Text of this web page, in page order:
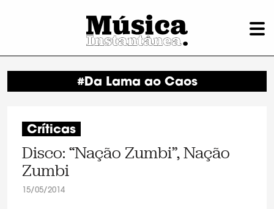
#Da Lama ao Caos
Críticas
Disco: “Nação Zumbi”, Nação
Zumbi
15/05/2014